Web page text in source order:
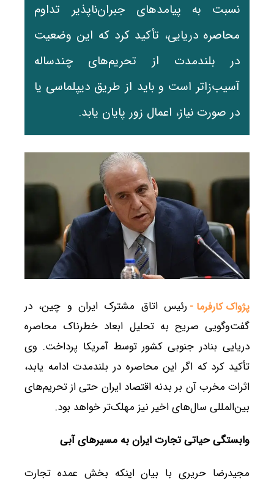
نسبت به پیامدهای جبران‌ناپذیر تداوم
محاصره دریایی، تأکید کرد که این وضعیت
در بلندمدت از تحریم‌های چندساله
آسیب‌زاتر است و باید از طریق دیپلماسی یا
در صورت نیاز، اعمال زور پایان یابد.
پژواک کارفرما - رئیس اتاق مشترک ایران و چین، در
گفت‌وگویی صریح به تحلیل ابعاد خطرناک محاصره
دریایی بنادر جنوبی کشور توسط آمریکا پرداخت. وی
تأکید کرد که اگر این محاصره در بلندمدت ادامه یابد،
اثرات مخرب آن بر بدنه اقتصاد ایران حتی از تحریم‌های
بین‌المللی سال‌های اخیر نیز مهلک‌تر خواهد بود.
وابستگی حیاتی تجارت ایران به مسیرهای آبی
مجیدرضا حریری با بیان اینکه بخش عمده تجارت